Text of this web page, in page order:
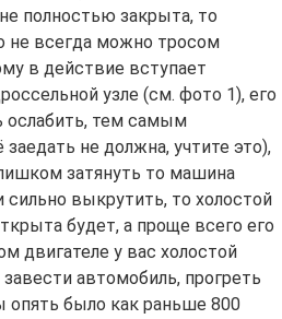
полностью закрыта, то
не всегда можно тросом
в действие вступает
узле (см. фото 1), его
ослабить, тем самым
не должна, учтите это),
затянуть то машина
сильно выкрутить, то холостой
будет, а проще всего его
двигателе у вас холостой
автомобиль, прогреть
опять было как раньше 800